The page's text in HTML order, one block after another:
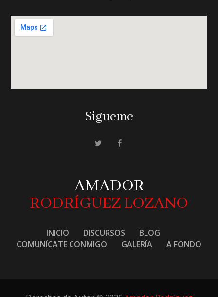
Sigueme
AMADOR
RODRÍGUEZ LOZANO
INICIO DISCURSOS
BLOG
COMUNÍCATE CONMIGO
GALERÍA A FONDO